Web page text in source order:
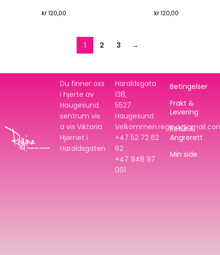
kr120,00 kr120,00
1 2 3 →
Du finner oss
i hjerte av
Haugesund
sentrum vis
a vis Viktoria
Hjørnet i
Haraldsgaten
Haraldsgata
138,
5527
Haugesund
+47 52 72 62
62
+47 948 97
061
Betingelser
Frakt &
Levering
Retur &
Angrerett
Min side